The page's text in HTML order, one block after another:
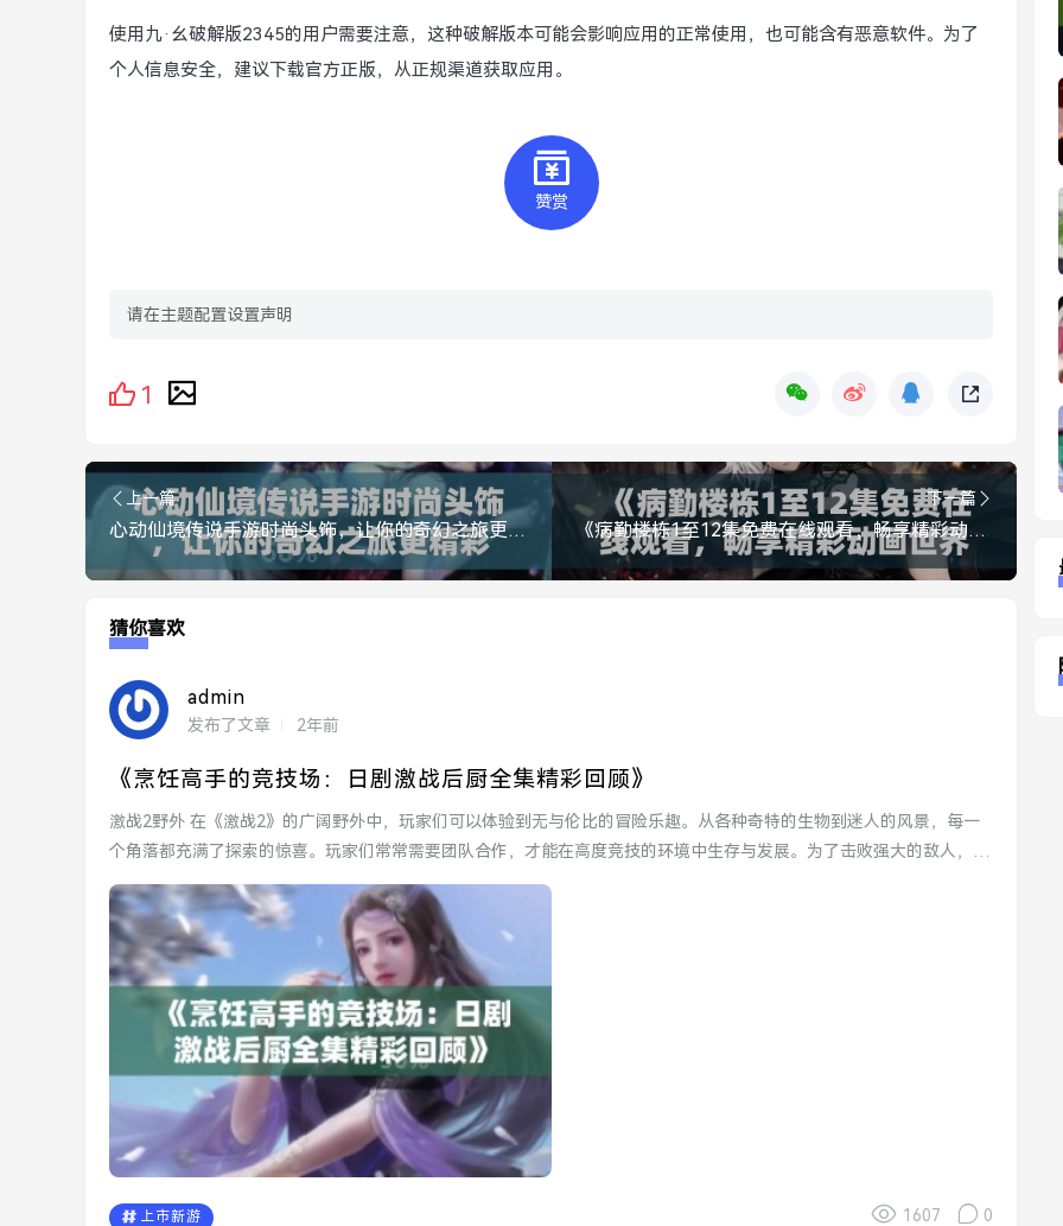
使用九·幺破解版2345的用户需要注意，这种破解版本可能会影响应用的正常使用，也可能含有恶意软件。为了
个人信息安全，建议下载官方正版，从正规渠道获取应用。
赞赏
请在主题配置设置声明
1
上一篇
心动仙境传说手游时尚头饰，让你的奇幻之旅更精彩
下一篇
《病勤楼栋1至12集免费在线观看，畅享精彩动画世界》
猜你喜欢
admin
发布了文章 2年前
《烹饪高手的竞技场：日剧激战后厨全集精彩回顾》
激战2野外 在《激战2》的广阔野外中，玩家们可以体验到无与伦比的冒险乐趣。从各种奇特的生物到迷人的风景，每一
个角落都充满了探索的惊喜。玩家们常常需要团队合作，才能在高度竞技的环境中生存与发展。为了击败强大的敌人，
由...
上市新游 1607 0